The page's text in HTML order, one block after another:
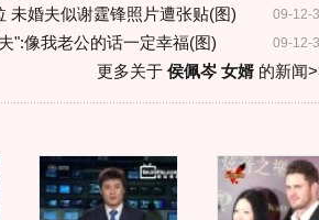
09-12-
未婚夫似谢霆锋照片遭张贴(图)
09-12-
":像我老公的话一定幸福(图)
更多关于 侯佩岑 女婿的新闻